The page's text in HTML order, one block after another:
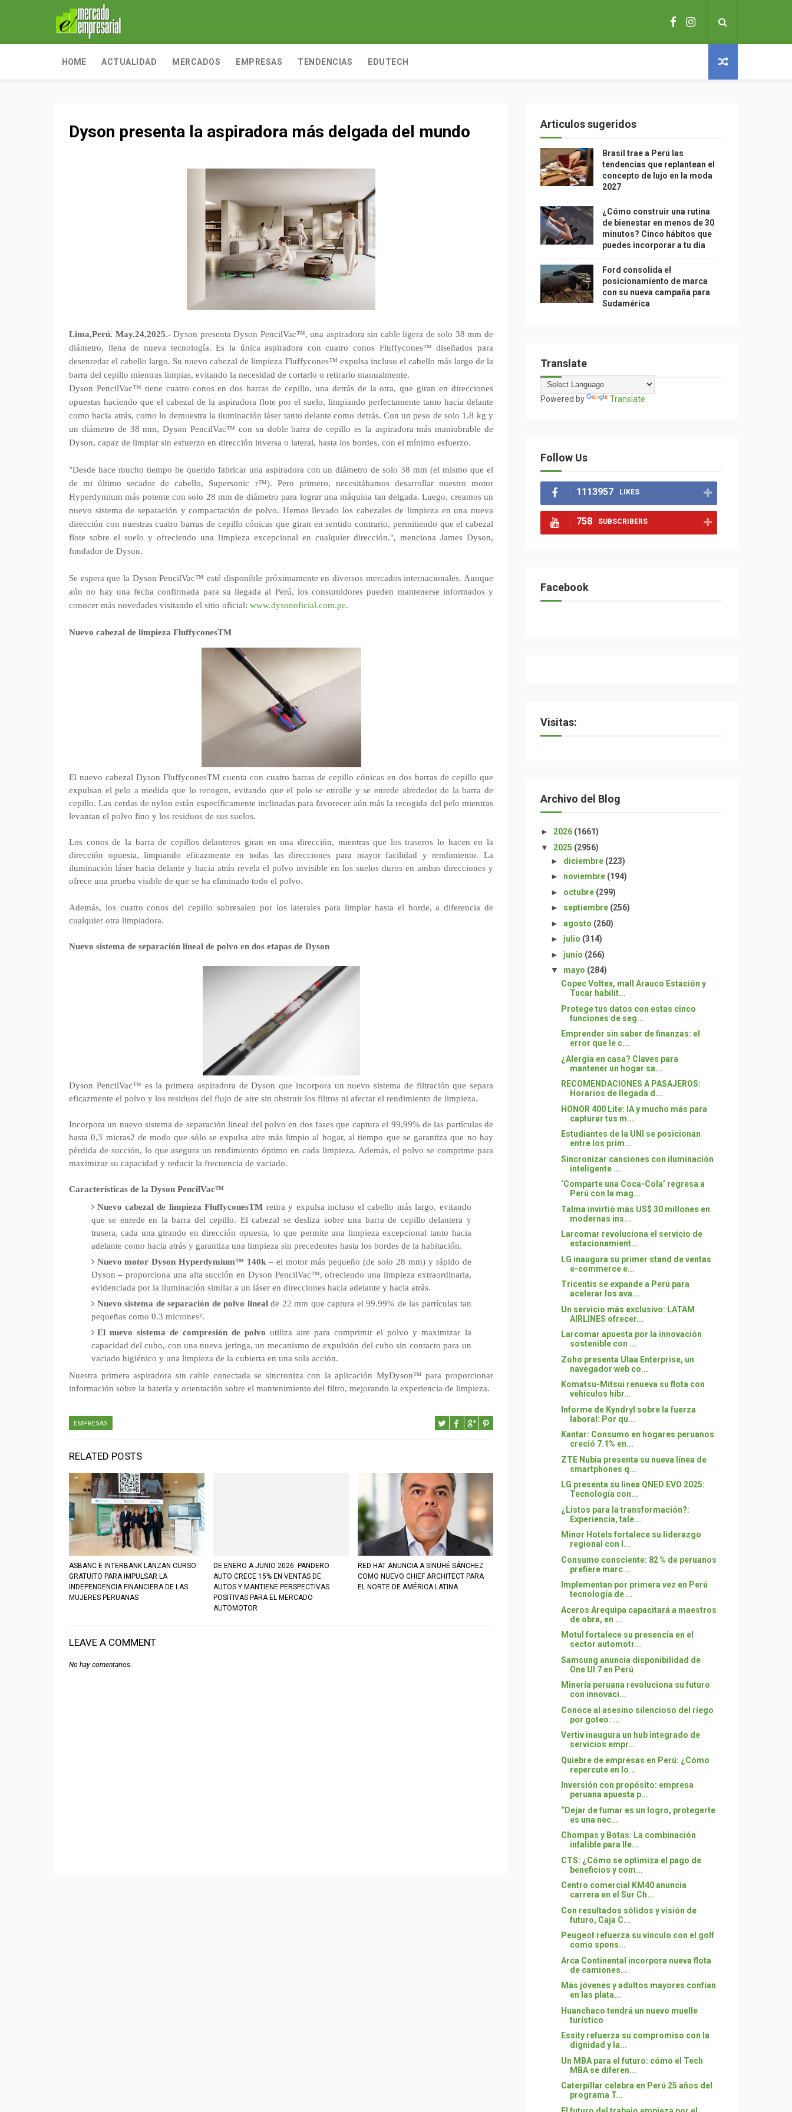
HOME ACTUALIDAD MERCADOS EMPRESAS TENDENCIAS EDUTECH
Dyson presenta la aspiradora más delgada del mundo
Lima,Perú. May.24,2025.-Dyson presenta Dyson PencilVac™, una aspiradora sin cable ligera de solo 38 mm de
diámetro, llena de nueva tecnología. Es la única aspiradora con cuatro conos Fluffycones™ diseñados para
desenredar el cabello largo. Su nuevo cabezal de limpieza Fluffycones™ expulsa incluso el cabello más largo de la
barra del cepillo mientras limpias, evitando la necesidad de cortarlo o retirarlo manualmente.
Dyson PencilVac™ tiene cuatro conos en dos barras de cepillo, una detrás de la otra, que giran en direcciones
opuestas haciendo que el cabezal de la aspiradora flote por el suelo, limpiando perfectamente tanto hacia delante
como hacia atrás, como lo demuestra la iluminación láser tanto delante como detrás. Con un peso de solo 1.8 kg y
un diámetro de 38 mm, Dyson PencilVac™ con su doble barra de cepillo es la aspiradora más maniobrable de
Dyson, capaz de limpiar sin esfuerzo en dirección inversa o lateral, hasta los bordes, con el mínimo esfuerzo.
"Desde hace mucho tiempo he querido fabricar una aspiradora con un diámetro de solo 38 mm (el mismo que el
de mi último secador de cabello, Supersonic r™). Pero primero, necesitábamos desarrollar nuestro motor
Hyperdymium más potente con solo 28 mm de diámetro para lograr una máquina tan delgada. Luego, creamos un
nuevo sistema de separación y compactación de polvo. Hemos llevado los cabezales de limpieza en una nueva
dirección con nuestras cuatro barras de cepillo cónicas que giran en sentido contrario, permitiendo que el cabezal
flote sobre el suelo y ofreciendo una limpieza excepcional en cualquier dirección.", menciona James Dyson,
fundador de Dyson.
Se espera que la Dyson PencilVac™ esté disponible próximamente en diversos mercados internacionales. Aunque
aún no hay una fecha confirmada para su llegada al Perú, los consumidores pueden mantenerse informados y
conocer más novedades visitando el sitio oficial: www.dysonoficial.com.pe.
Nuevo cabezal de limpieza FluffyconesTM
El nuevo cabezal Dyson FluffyconesTM cuenta con cuatro barras de cepillo cónicas en dos barras de cepillo que
expulsan el pelo a medida que lo recogen, evitando que el pelo se enrolle y se enrede alrededor de la barra de
cepillo. Las cerdas de nylon están específicamente inclinadas para favorecer aún más la recogida del pelo mientras
levantan el polvo fino y los residuos de sus suelos.
Los conos de la barra de cepillos delanteros giran en una dirección, mientras que los traseros lo hacen en la
dirección opuesta, limpiando eficazmente en todas las direcciones para mayor facilidad y rendimiento. La
iluminación láser hacia delante y hacia atrás revela el polvo invisible en los suelos duros en ambas direcciones y
ofrece una prueba visible de que se ha eliminado todo el polvo.
Además, los cuatro conos del cepillo sobresalen por los laterales para limpiar hasta el borde, a diferencia de
cualquier otra limpiadora.
Nuevo sistema de separación lineal de polvo en dos etapas de Dyson
Dyson PencilVac™ es la primera aspiradora de Dyson que incorpora un nuevo sistema de filtración que separa
eficazmente el polvo y los residuos del flujo de aire sin obstruir los filtros ni afectar el rendimiento de limpieza.
Incorpora un nuevo sistema de separación lineal del polvo en dos fases que captura el 99,99% de las partículas de
hasta 0,3 micras2 de modo que sólo se expulsa aire más limpio al hogar, al tiempo que se garantiza que no hay
pérdida de succión, lo que asegura un rendimiento óptimo en cada limpieza. Además, el polvo se comprime para
maximizar su capacidad y reducir la frecuencia de vaciado.
Características de la Dyson PencilVac™
Nuevo cabezal de limpieza FluffyconesTM retira y expulsa incluso el cabello más largo, evitando
que se enrede en la barra del cepillo. El cabezal se desliza sobre una barra de cepillo delantera y
trasera, cada una girando en dirección opuesta, lo que permite una limpieza excepcional tanto hacia
adelante como hacia atrás y garantiza una limpieza sin precedentes hasta los bordes de la habitación.
Nuevo motor Dyson Hyperdymium™ 140k– el motor más pequeño (de solo 28 mm) y rápido de
Dyson – proporciona una alta succión en Dyson PencilVac™, ofreciendo una limpieza extraordinaria,
evidenciada por la iluminación similar a un láser en direcciones hacia adelante y hacia atrás.
Nuevo sistema de separación de polvo linealde 22 mm que captura el 99.99% de las partículas tan
pequeñas como 0.3 micrones².
El nuevo sistema de compresión de polvo utiliza aire para comprimir el polvo y maximizar la
capacidad del cubo, con una nueva jeringa, un mecanismo de expulsión del cubo sin contacto para un
vaciado higiénico y una limpieza de la cubierta en una sola acción.
Nuestra primera aspiradora sin cable conectada se sincroniza con la aplicación MyDyson™ para proporcionar
información sobre la batería y orientación sobre el mantenimiento del filtro, mejorando la experiencia de limpieza.
EMPRESAS
RELATED POSTS
ASBANC E INTERBANK LANZAN CURSO
GRATUITO PARA IMPULSAR LA
INDEPENDENCIA FINANCIERA DE LAS
MUJERES PERUANAS
DE ENERO A JUNIO 2026: PANDERO
AUTO CRECE 15% EN VENTAS DE
AUTOS Y MANTIENE PERSPECTIVAS
POSITIVAS PARA EL MERCADO
AUTOMOTOR
RED HAT ANUNCIA A SINUHÉ SÁNCHEZ
COMO NUEVO CHIEF ARCHITECT PARA
EL NORTE DE AMÉRICA LATINA
LEAVE A COMMENT
No hay comentarios.
Articulos sugeridos
Brasil trae a Perú las
tendencias que replantean el
concepto de lujo en la moda
2027
¿Cómo construir una rutina
de bienestar en menos de 30
minutos? Cinco hábitos que
puedes incorporar a tu día
Ford consolida el
posicionamiento de marca
con su nueva campaña para
Sudamérica
Translate
Powered by Translate
Follow Us
1113957 LIKES
758 SUBSCRIBERS
Facebook
Visitas:
Archivo del Blog
► 2026 (1661)
▼ 2025 (2956)
► diciembre (223)
► noviembre (194)
► octubre (299)
► septiembre (256)
► agosto (260)
► julio (314)
► junio (266)
▼ mayo (284)
Copec Voltex, mall Arauco Estación y
Tucar habilit...
Protege tus datos con estas cinco
funciones de seg...
Emprender sin saber de finanzas: el
error que le c...
¿Alergia en casa? Claves para
mantener un hogar sa...
RECOMENDACIONES A PASAJEROS:
Horarios de llegada d...
HONOR 400 Lite: IA y mucho más para
capturar tus m...
Estudiantes de la UNI se posicionan
entre los prim...
Sincronizar canciones con iluminación
inteligente ...
‘Comparte una Coca-Cola’ regresa a
Perú con la mag...
Talma invirtió más US$ 30 millones en
modernas ins...
Larcomar revoluciona el servicio de
estacionamient...
LG inaugura su primer stand de ventas
e-commerce e...
Tricentis se expande a Perú para
acelerar los ava...
Un servicio más exclusivo: LATAM
AIRLINES ofrecer...
Larcomar apuesta por la innovación
sostenible con ...
Zoho presenta Ulaa Enterprise, un
navegador web co...
Komatsu-Mitsui renueva su flota con
vehículos híbr...
Informe de Kyndryl sobre la fuerza
laboral: Por qu...
Kantar: Consumo en hogares peruanos
creció 7.1% en...
ZTE Nubia presenta su nueva línea de
smartphones q...
LG presenta su línea QNED EVO 2025:
Tecnología con...
¿Listos para la transformación?:
Experiencia, tale...
Minor Hotels fortalece su liderazgo
regional con l...
Consumo consciente: 82 % de peruanos
prefiere marc...
Implementan por primera vez en Perú
tecnología de ...
Aceros Arequipa capacitará a maestros
de obra, en ...
Motul fortalece su presencia en el
sector automotr...
Samsung anuncia disponibilidad de
One UI 7 en Perú
Minería peruana revoluciona su futuro
con innovaci...
Conoce al asesino silencioso del riego
por goteo: ...
Vertiv inaugura un hub integrado de
servicios empr...
Quiebre de empresas en Perú: ¿Cómo
repercute en lo...
Inversión con propósito: empresa
peruana apuesta p...
“Dejar de fumar es un logro, protegerte
es una nec...
Chompas y Botas: La combinación
infalible para lle...
CTS: ¿Cómo se optimiza el pago de
beneficios y com...
Centro comercial KM40 anuncia
carrera en el Sur Ch...
Con resultados sólidos y visión de
futuro, Caja C...
Peugeot refuerza su vínculo con el golf
como spons...
Arca Continental incorpora nueva flota
de camiones...
Más jóvenes y adultos mayores confían
en las plata...
Huanchaco tendrá un nuevo muelle
turístico
Essity refuerza su compromiso con la
dignidad y la...
Un MBA para el futuro: cómo el Tech
MBA se diferen...
Caterpillar celebra en Perú 25 años del
programa T...